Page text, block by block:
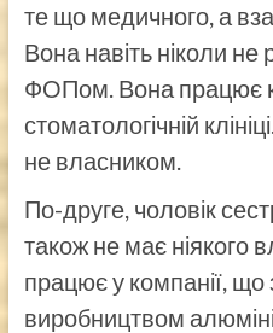
те що медичного, а
Вона навіть ніколи не
ФОПом. Вона працює
стоматологічній
не власником.
По-друге, чоловік
також не має ніякого
працює у компанії, що
виробництвом